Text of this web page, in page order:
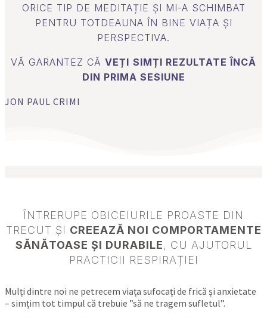
ORICE TIP DE MEDITAȚIE ȘI MI-A SCHIMBAT
PENTRU TOTDEAUNA ÎN BINE VIAȚA ȘI
PERSPECTIVA​.
VĂ GARANTEZ CĂ VEȚI SIMȚI REZULTATE ÎNCĂ
DIN PRIMA SESIUNE
JON PAUL CRIMI
ÎNTRERUPE OBICEIURILE PROASTE DIN
TRECUT ȘI CREEAZĂ NOI COMPORTAMENTE
SĂNĂTOASE ȘI DURABILE, CU AJUTORUL
PRACTICII RESPIRAȚIEI
Mulți dintre noi ne petrecem viața sufocați de frică și anxietate
– simțim tot timpul că trebuie ”să ne tragem sufletul”.